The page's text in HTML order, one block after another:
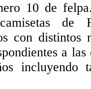
10 de
de
con distintos
a las
incluyendo